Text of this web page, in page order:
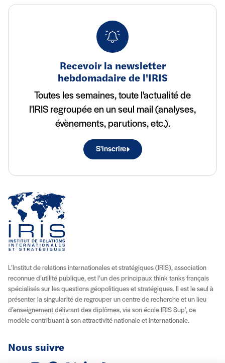
Recevoir la newsletter
hebdomadaire de l'IRIS
Toutes les semaines, toute l'actualité de
l'IRIS regroupée en un seul mail (analyses,
évènements, parutions, etc.).
S'inscrire
L’Institut de relations internationales et stratégiques (IRIS), association
reconnue d’utilité publique, est l’un des principaux think tanks français
spécialisés sur les questions géopolitiques et stratégiques. Il est le seul à
présenter la singularité de regrouper un centre de recherche et un lieu
d’enseignement délivrant des diplômes, via son école IRIS Sup’, ce
modèle contribuant à son attractivité nationale et internationale.
Nous suivre